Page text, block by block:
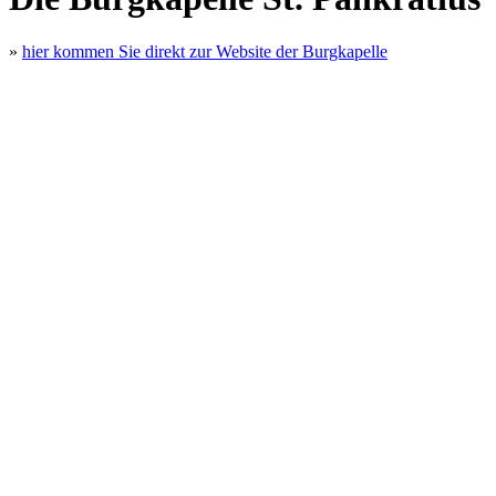
» hier kommen Sie direkt zur Website der Burgkapelle